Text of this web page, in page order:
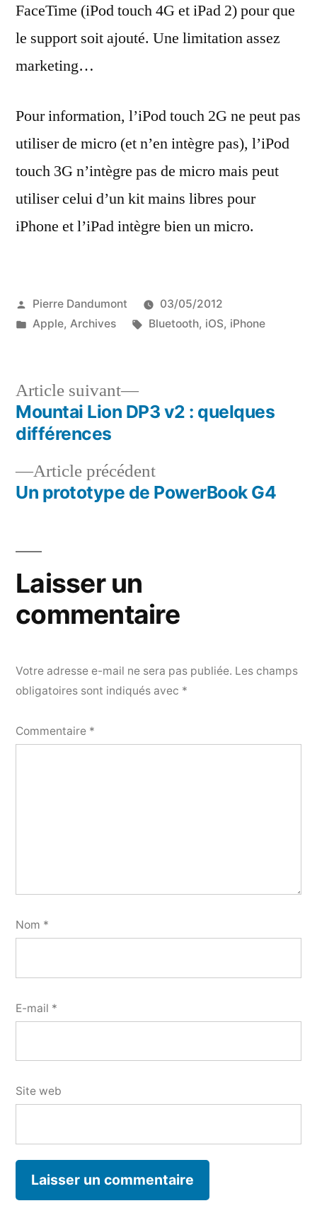
FaceTime (iPod touch 4G et iPad 2) pour que
le support soit ajouté. Une limitation assez
marketing…
Pour information, l’iPod touch 2G ne peut pas
utiliser de micro (et n’en intègre pas), l’iPod
touch 3G n’intègre pas de micro mais peut
utiliser celui d’un kit mains libres pour
iPhone et l’iPad intègre bien un micro.
Publié
par
Pierre Dandumont
03/05/2012
Publié
Apple, Archives Étiquettes :
Bluetooth, iOS, iPhone
Navigation
l’article
Article précédentArticle
précédent :
Un prototype de PowerBook G4
Article suivant
Article
suivant :
Mountai Lion DP3 v2 : quelques
différences
Laisser un
commentaire
Votre adresse e-mail ne sera pas publiée. Les champs
obligatoires sont indiqués avec *
Commentaire *
Nom *
E-mail *
Site web